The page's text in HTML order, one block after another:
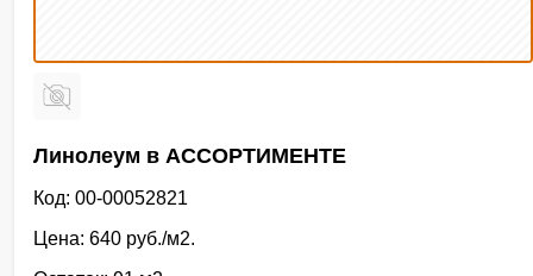
Линолеум в АССОРТИМЕНТЕ
Код: 00-00052821
Цена: 640 руб./м2.